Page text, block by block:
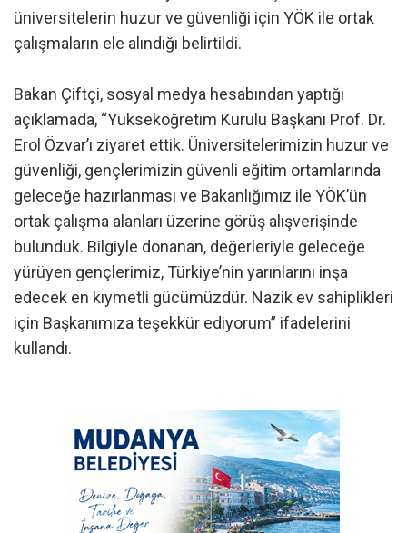
üniversitelerin huzur ve güvenliği için YÖK ile ortak
çalışmaların ele alındığı belirtildi.
Bakan Çiftçi, sosyal medya hesabından yaptığı
açıklamada, “Yükseköğretim Kurulu Başkanı Prof. Dr.
Erol Özvar’ı ziyaret ettik. Üniversitelerimizin huzur ve
güvenliği, gençlerimizin güvenli eğitim ortamlarında
geleceğe hazırlanması ve Bakanlığımız ile YÖK’ün
ortak çalışma alanları üzerine görüş alışverişinde
bulunduk. Bilgiyle donanan, değerleriyle geleceğe
yürüyen gençlerimiz, Türkiye’nin yarınlarını inşa
edecek en kıymetli gücümüzdür. Nazik ev sahiplikleri
için Başkanımıza teşekkür ediyorum” ifadelerini
kullandı.